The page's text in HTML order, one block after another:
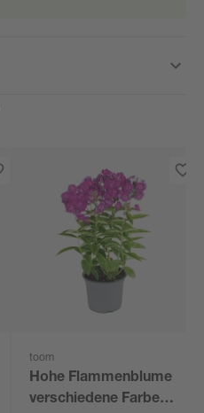
toom
Hohe Flammenblume
verschiedene Farben